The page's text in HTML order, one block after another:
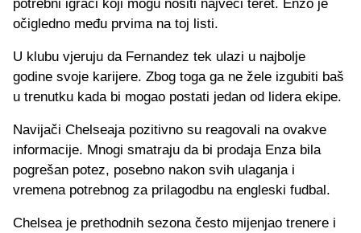
potrebni igrači koji mogu nositi najveći teret. Enzo je
očigledno među prvima na toj listi.
U klubu vjeruju da Fernandez tek ulazi u najbolje
godine svoje karijere. Zbog toga ga ne žele izgubiti baš
u trenutku kada bi mogao postati jedan od lidera ekipe.
Navijači Chelseaja pozitivno su reagovali na ovakve
informacije. Mnogi smatraju da bi prodaja Enza bila
pogrešan potez, posebno nakon svih ulaganja i
vremena potrebnog za prilagodbu na engleski fudbal.
Chelsea je prethodnih sezona često mijenjao trenere i